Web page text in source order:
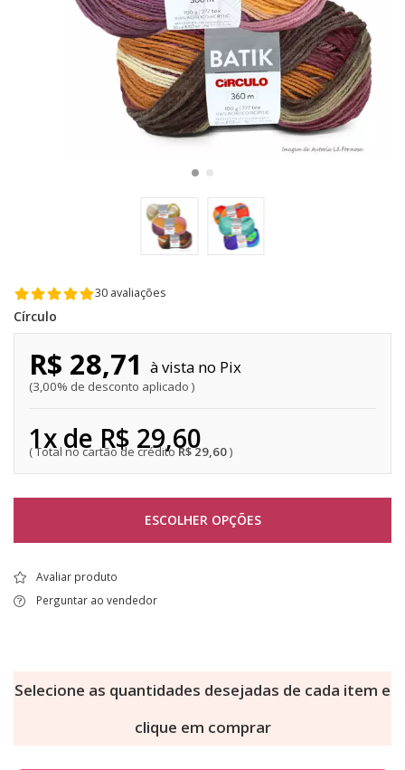
30 avaliações
Círculo
R$ 29,60
1x de R$ 29,60
R$ 28,71
3,00% de desconto aplicado
Pix
ESCOLHER OPÇÕES
Avaliar produto
Perguntar ao vendedor
Selecione as quantidades desejadas de cada item e
clique em comprar